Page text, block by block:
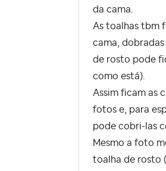
da cama.
As toalhas tbm
cama,
de rosto pode
como está).
Assim ficam as
fotos e, para
pode cobri-las
Mesmo a foto
toalha de rosto